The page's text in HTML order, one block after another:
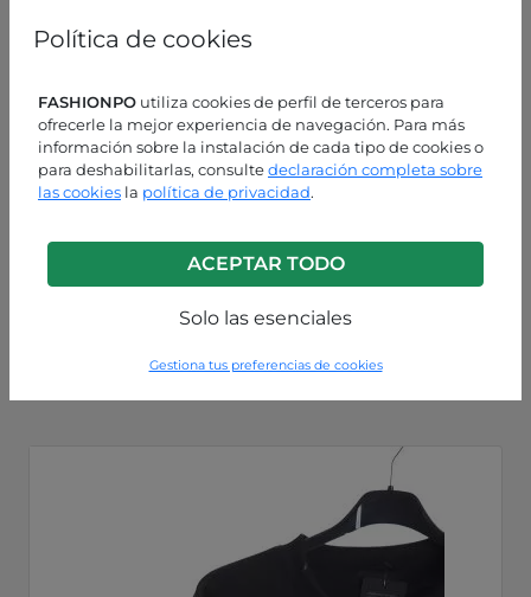
Política de cookies
FASHIONPO utiliza cookies de perfil de terceros para
ofrecerle la mejor experiencia de navegación. Para más
información sobre la instalación de cada tipo de cookies o
para deshabilitarlas, consultedeclaración completa sobre
las cookies la política de privacidad.
ACEPTAR TODO
Solo las esenciales
Gestiona tus preferencias de cookies